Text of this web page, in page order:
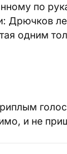
по
Дрючков
одним
и не